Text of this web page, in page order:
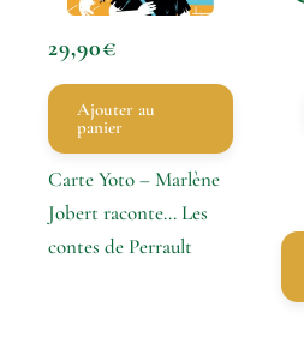
29,90€
Ajouter au
panier
Carte Yoto – Marlène
Jobert raconte… Les
contes de Perrault